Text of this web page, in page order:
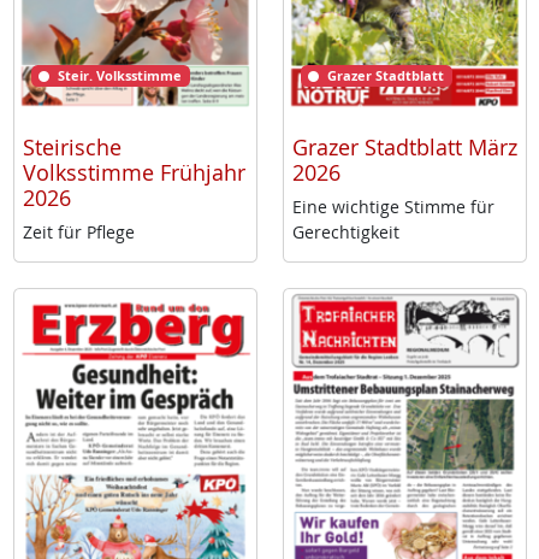
Steir. Volksstimme
Steirische
Volksstimme Frühjahr
2026
Zeit für Pf­le­ge
Grazer Stadtblatt
Grazer Stadtblatt März
2026
Ei­ne wich­ti­ge Stim­me für
Ge­rech­tig­keit